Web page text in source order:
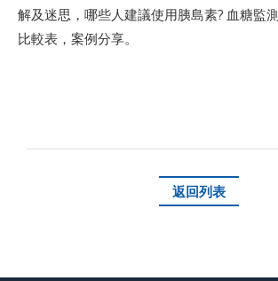
解及迷思，哪些人建議使用胰島素? 血糖監
比較表，案例分享。
返回列表